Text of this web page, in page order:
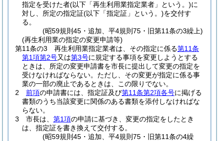
指定を受けた者(以下「再生利用業指定業者」という。)に
対し、所定の指定証(以下「指定証」という。)を交付す
る。
(昭59規則45・追加、平4規則75・旧第11条の3繰上)
(再生利用業の指定の変更申請等)
第11条の3
再生利用業指定業者は、その指定に係る第11条
第1項第2号又は第3号に規定する事項を変更しようとする
ときは、所定の変更申請書を市長に提出して変更の指定を
受けなければならない。 ただし、その変更が指定に係る事
業の一部の廃止であるときは、この限りでない。
2
前項の申請書には、指定証及び第11条第2項各号に掲げる
書類のうち当該変更に関係のある書類を添付しなければな
らない。
3
市長は、 第1項の申請に基づき、変更の指定をしたとき
は、指定証を書き換えて交付する。
(昭59規則45・追加、平4規則75・旧第11条の4繰